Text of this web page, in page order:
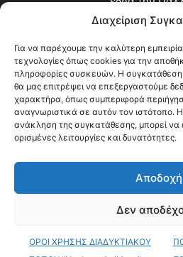
Διαχείριση
Για να παρέχουμε την καλύτερη
τεχνολογίες όπως cookies για την
πληροφορίες συσκευών. Η συγκατάθεση
θα μας επιτρέψει να επεξεργαστούμε
χαρακτήρα, όπως συμπεριφορά
αναγνωριστικά σε αυτόν τον ιστότοπο.
ανάκληση της συγκατάθεσης, μπορεί να
ορισμένες λειτουργίες και δυνατότητες.
Αποδοχή
Δεν
ΟΡΟΙ ΧΡΗΣΗΣ ΔΙΑΔΥΚΤΙΑΚΟΥ
Επικοινωνία:
Videos Όροι
© Copyright 2026 ΝΕΟΛΟΓΟΣ